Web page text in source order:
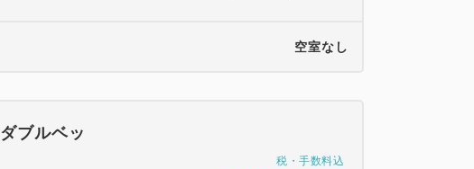
食時に飲み放題（90分）が1回付となります。
空室なし
税・手数料込
ブルベッ